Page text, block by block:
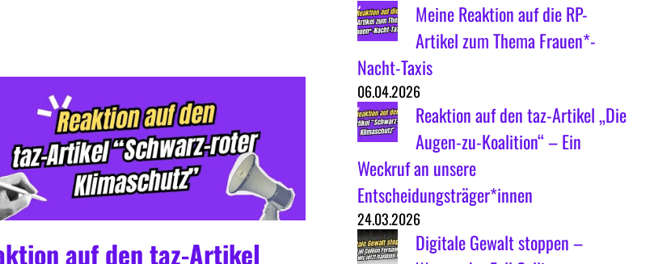
auf den taz-Artikel
Meine Reaktion auf die RP-
Artikel zum Thema Frauen*-
Nacht-Taxis
06.04.2026
Reaktion auf den taz-Artikel „Die
Augen-zu-Koalition“ – Ein
Weckruf an unsere
Entscheidungsträger*innen
24.03.2026
Digitale Gewalt stoppen –